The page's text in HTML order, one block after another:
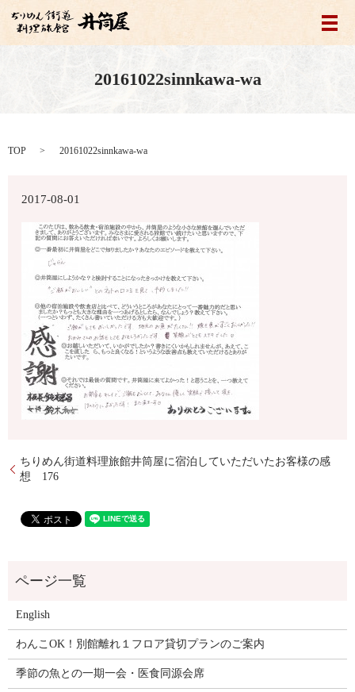
メ
20161022sinnkawa-wa
TOP 20161022sinnkawa-wa
2017-08-01
ちりめん街道料理旅館井筒屋に宿泊していただいたお客様の感
想 176
English
わんこOK！別館離れ１フロア貸切プランのご案内
季節の魚との一期一会・医食同源会席